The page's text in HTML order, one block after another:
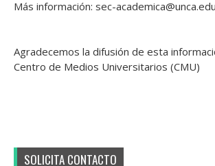
Más información: sec-
Agradecemos la difusión de esta
Centro de Medios Universitarios (CMU)
SOLICITA CONTACTO